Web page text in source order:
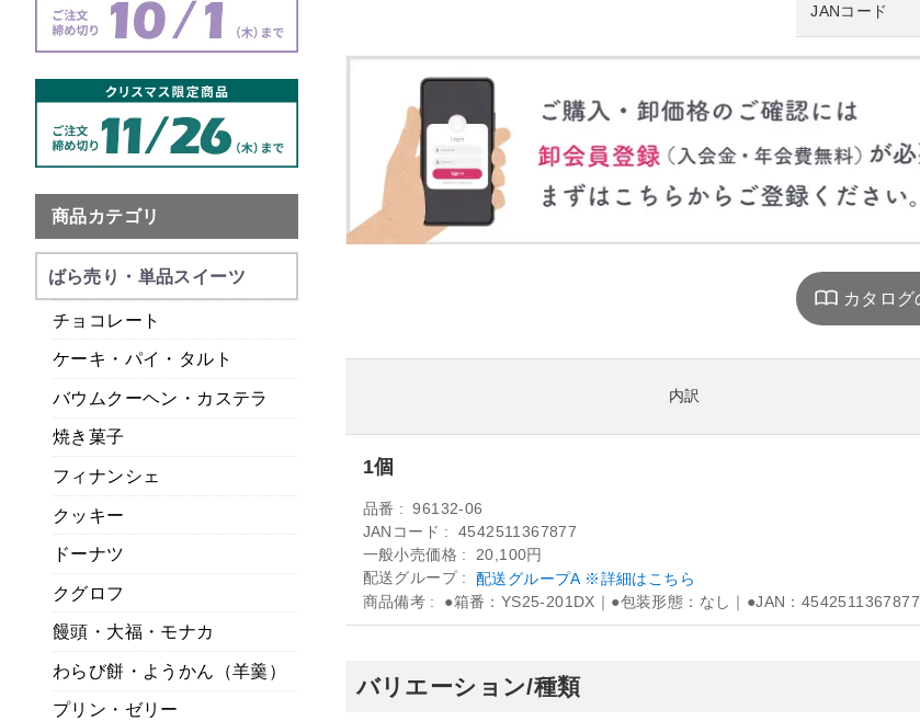
JANコード
内訳
1個
品番
96132-06
JANコード
4542511367877
一般小売価格
20,100円
配送グループ
配送グループA ※詳細はこちら
商品備考 ●箱番：YS25-201DX｜●包装形態：なし｜●JAN：4542511367877
バリエーション/種類
商品カテゴリ
ばら売り・単品スイーツ
チョコレート
ケーキ・パイ・タルト
バウムクーヘン・カステラ
焼き菓子
フィナンシェ
クッキー
ドーナツ
クグロフ
饅頭・大福・モナカ
わらび餅・ようかん（羊羹）
プリン・ゼリー